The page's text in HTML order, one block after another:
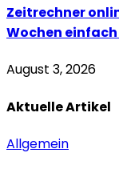
Zeitrechner
Wochen
August 3, 2026
AktuelleArtikel
Allgemein